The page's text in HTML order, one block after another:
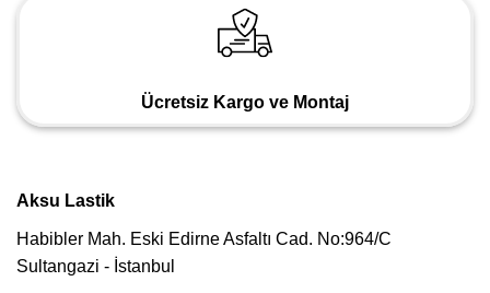
Ücretsiz Kargo ve Montaj
Aksu Lastik
Habibler Mah. Eski Edirne Asfaltı Cad. No:964/C
Sultangazi - İstanbul